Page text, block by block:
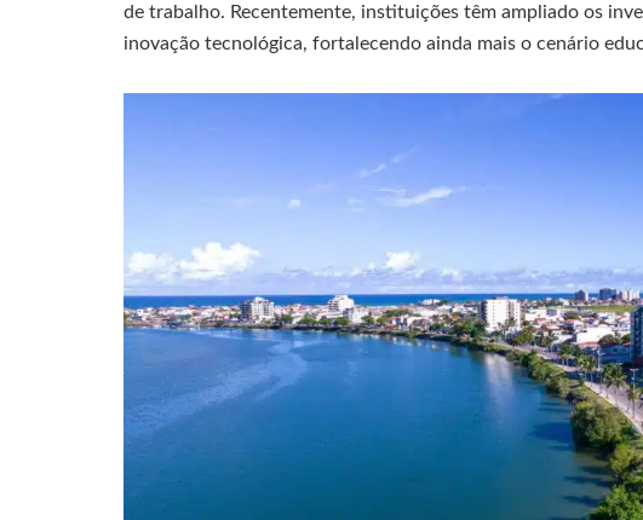
de trabalho. Recentemente, instituições têm ampliado os
inovação tecnológica, fortalecendo ainda mais o cenário